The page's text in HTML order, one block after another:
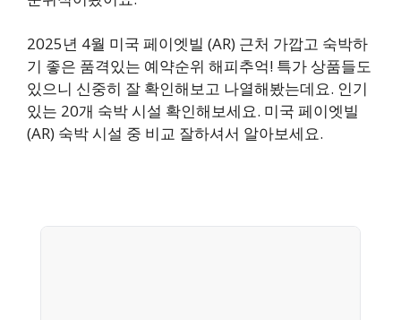
2025년 4월 미국 페이엣빌 (AR) 근처 가깝고 숙박하
기 좋은 품격있는 예약순위 해피추억! 특가 상품들도
있으니 신중히 잘 확인해보고 나열해봤는데요. 인기
있는 20개 숙박 시설 확인해보세요. 미국 페이엣빌
(AR) 숙박 시설 중 비교 잘하셔서 알아보세요.